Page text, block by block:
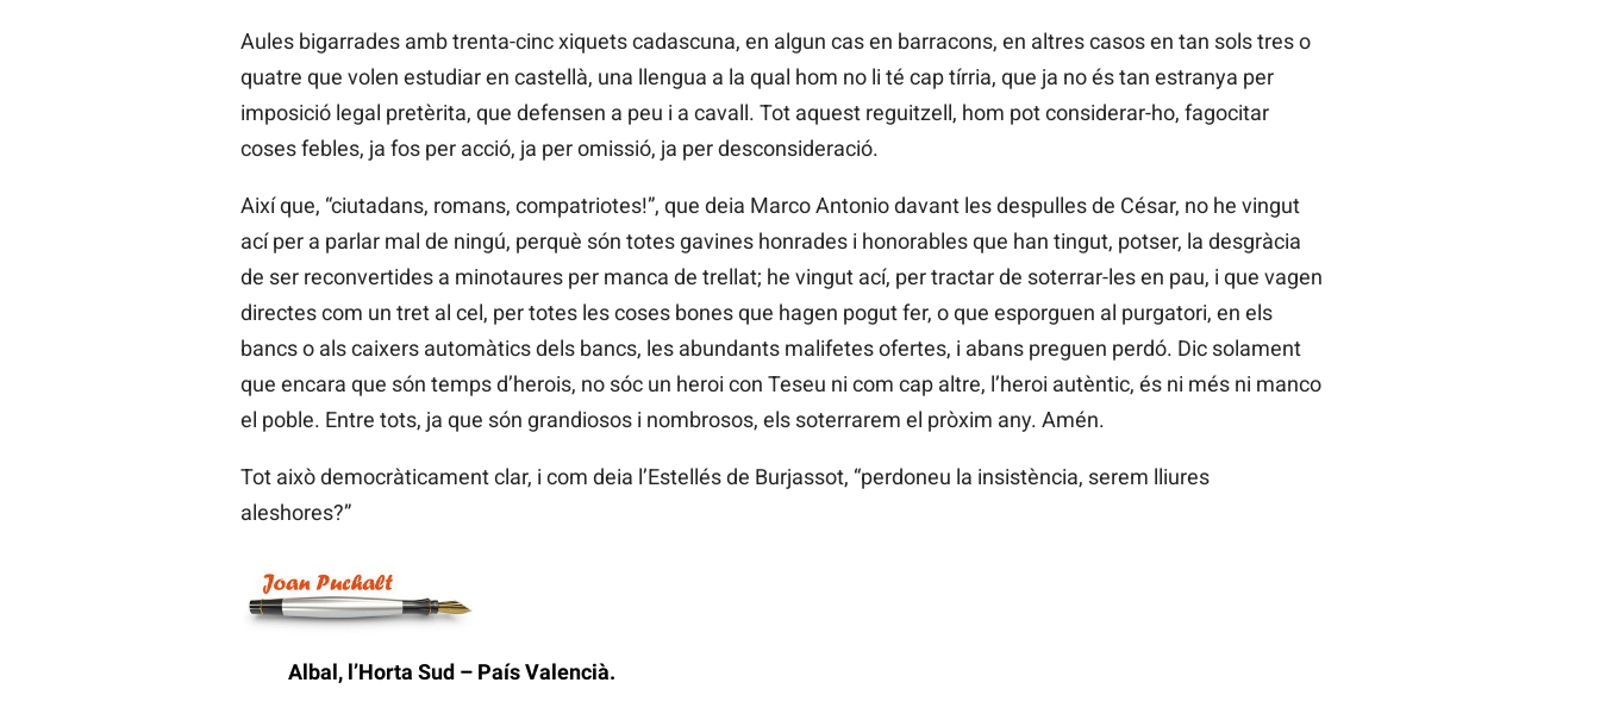
Aules bigarrades amb trenta-cinc xiquets cadascuna, en algun cas en barracons, en altres casos en tan sols tres o
quatre que volen estudiar en castellà, una llengua a la qual hom no li té cap tírria, que ja no és tan estranya per
imposició legal pretèrita, que defensen a peu i a cavall. Tot aquest reguitzell, hom pot considerar-ho, fagocitar
coses febles, ja fos per acció, ja per omissió, ja per desconsideració.
Així que, “ciutadans, romans, compatriotes!”, que deia Marco Antonio davant les despulles de César, no he vingut
ací per a parlar mal de ningú, perquè són totes gavines honrades i honorables que han tingut, potser, la desgràcia
de ser reconvertides a minotaures per manca de trellat; he vingut ací, per tractar de soterrar-les en pau, i que vagen
directes com un tret al cel, per totes les coses bones que hagen pogut fer, o que esporguen al purgatori, en els
bancs o als caixers automàtics dels bancs, les abundants malifetes ofertes, i abans preguen perdó. Dic solament
que encara que són temps d’herois, no sóc un heroi con Teseu ni com cap altre, l’heroi autèntic, és ni més ni manco
el poble. Entre tots, ja que són grandiosos i nombrosos, els soterrarem el pròxim any. Amén.
Tot això democràticament clar, i com deia l’Estellés de Burjassot, “perdoneu la insistència, serem lliures
aleshores?”
Albal, l’Horta Sud – País Valencià.